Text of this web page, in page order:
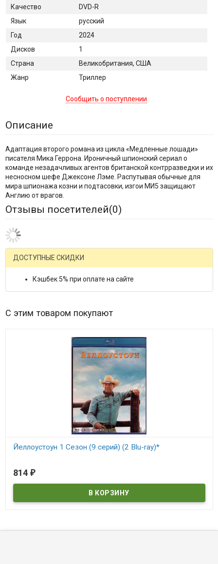
Качество
DVD-R
Язык
русский
Год
2024
Дисков
1
Страна
Великобритания, США
Жанр
Триллер
Сообщить о поступлении
Описание
Адаптация второго романа из цикла «Медленные лошади»
писателя Мика Геррона. Ироничный шпионский сериал о
команде незадачливых агентов британской контрразведки и их
несносном шефе Джексоне Лэме. Распутывая обычные для
мира шпионажа козни и подтасовки, изгои МИ5 защищают
Англию от врагов.
Отзывы посетителей(0)
ДОСТУПНЫЕ СКИДКИ
Кэшбек 5% при оплате на сайте
С этим товаром покупают
Йеллоустоун 1 Сезон (9 серий) (2 Blu-ray)*
814 ₽